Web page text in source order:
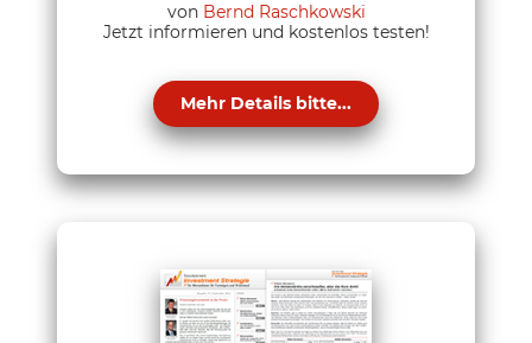
von Bernd Raschkowski
Jetzt informieren und kostenlos testen!
Mehr Details bitte...